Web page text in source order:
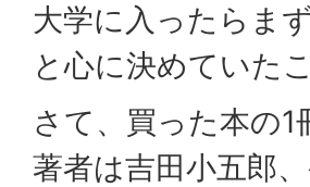
大学に入ったらま
と心に決めていた
さて、買った本の
著者は吉田小五郎